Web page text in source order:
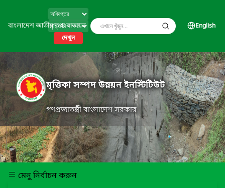
বাংলাদেশ জাতীয় তথ্য বাতায়ন
দেখুন
English
মৃত্তিকা সম্পদ উন্নয়ন ইনস্টিটিউট
গণপ্রজাতন্ত্রী বাংলাদেশ সরকার
মেনু নির্বাচন করুন